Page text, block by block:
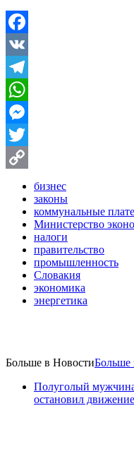
Facebook
VK
Telegram
WhatsApp
Messenger
Twitter
Link
бизнес
законы
коммунальные
Министерство
налоги
правительство
промышленность
Словакия
экономика
энергетика
Больше в НовостиБольше
Полуголый мужчина
остановил